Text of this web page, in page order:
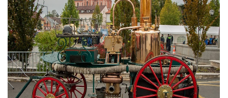
SVATÝ FLORIÁN
MODLITBA HASIČE
ARCHIV